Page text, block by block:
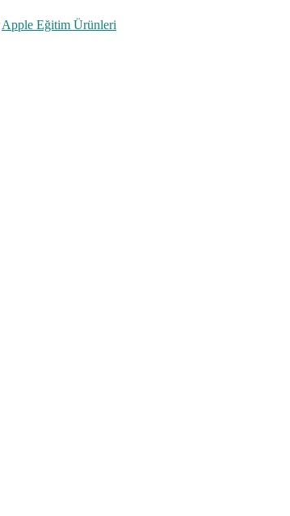
Apple Eğitim Ürünleri